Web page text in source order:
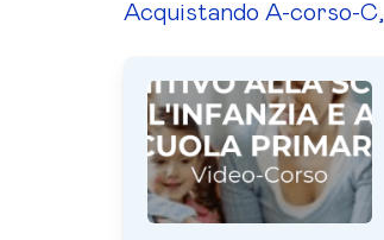
Acquistando A-corso-